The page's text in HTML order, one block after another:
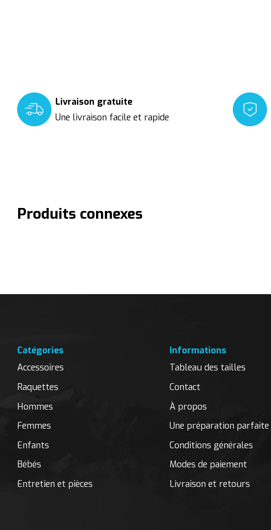
Livraison gratuite
Une livraison facile et rapide
Produits connexes
Catégories
Accessoires
Raquettes
Hommes
Femmes
Enfants
Bébés
Entretien et pièces
Informations
Tableau des tailles
Contact
À propos
Une préparation parfaite
Conditions générales
Modes de paiement
Livraison et retours